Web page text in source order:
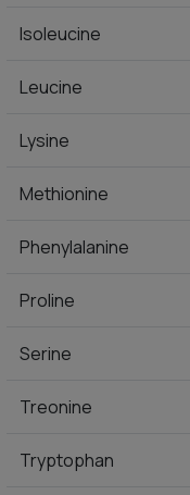
Isoleucine
Leucine
Lysine
Methionine
Phenylalanine
Proline
Serine
Treonine
Tryptophan